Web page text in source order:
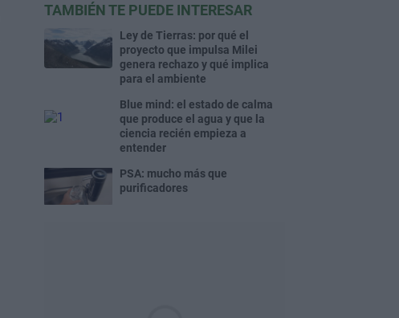
TAMBIÉN TE PUEDE INTERESAR
Ley de Tierras: por qué el
proyecto que impulsa Milei
genera rechazo y qué implica
para el ambiente
Blue mind: el estado de calma
que produce el agua y que la
ciencia recién empieza a
entender
PSA: mucho más que
purificadores